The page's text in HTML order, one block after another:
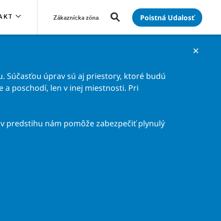
Zákaznícka zóna Poistná Udalosť
Súčasťou úprav sú aj priestory, ktoré budú
a poschodí, len v inej miestnosti. Pri
predstihu nám pomôže zabezpečiť plynulý